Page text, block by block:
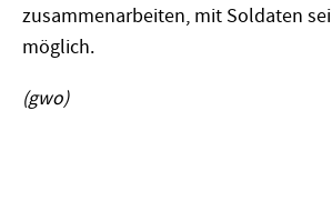
zusammenarbeiten, mit Soldaten
möglich.
(gwo)